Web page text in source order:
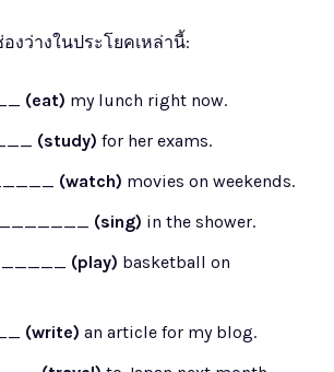
งว่างในประโยคเหล่านี้:
(eat) my lunch right now.
(study) for her exams.
(watch) movies on weekends.
_______ (sing) in the shower.
(play) basketball on
(write) an article for my blog.